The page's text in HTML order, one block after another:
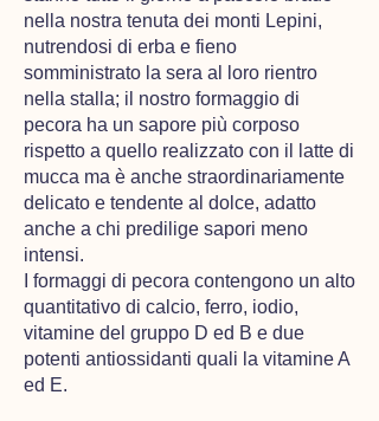
nella nostra tenuta dei monti Lepini,
nutrendosi di erba e fieno
somministrato la sera al loro rientro
nella stalla; ​il nostro formaggio di
pecora ha un sapore più corposo
rispetto a quello realizzato con il latte di
mucca ma è anche straordinariamente
delicato e tendente al dolce, adatto
anche a chi predilige sapori meno
intensi.
I formaggi di pecora contengono un alto
quantitativo di calcio, ferro, iodio,
vitamine del gruppo D ed B e due
potenti antiossidanti​ quali​ la vitamine A
ed E.